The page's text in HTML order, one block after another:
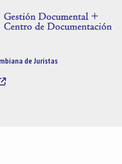
de Juristas